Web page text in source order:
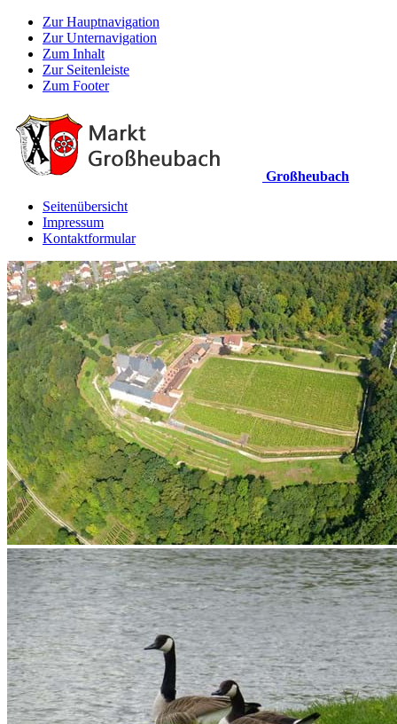
Zur Hauptnavigation
Zur Unternavigation
Zum Inhalt
Zur Seitenleiste
Zum Footer
Großheubach
Seitenübersicht
Impressum
Kontaktformular